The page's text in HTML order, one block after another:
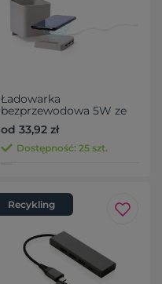
Ładowarka
bezprzewodowa 5W ze
słomy pszenicznej, hub
USB 2.0, pojemnik na
przybory do pisania,
stojak na telefon
od 33,92 zł
Dostępność: 25 szt.
Recykling